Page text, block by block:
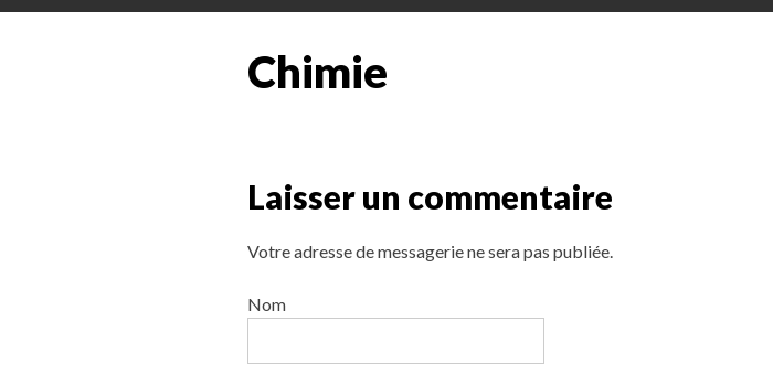
Chimie
Laisser un commentaire
Votre adresse de messagerie ne sera pas publiée.
Nom